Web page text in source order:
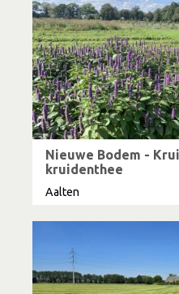
Nieuwe Bodem -
kruidenthee
Aalten